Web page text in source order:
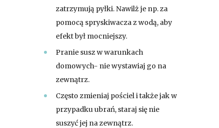
zatrzymują pyłki. Nawilż je np. za
pomocą spryskiwacza z wodą, aby
efekt był mocniejszy.
Pranie susz w warunkach
domowych- nie wystawiaj go na
zewnątrz.
Często zmieniaj pościel i także jak w
przypadku ubrań, staraj się nie
suszyć jej na zewnątrz.